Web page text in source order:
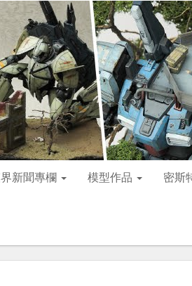
新聞專欄 模型作品 密斯